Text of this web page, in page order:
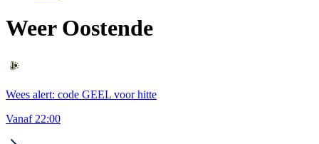
Weer Oostende
Wees alert: code GEEL voor hitte
Vanaf 22:00